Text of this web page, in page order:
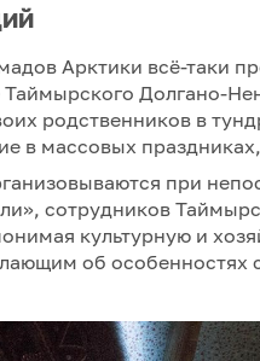
Арктики всё-таки
Долгано-
родственников в
в массовых
при
сотрудников
культурную и
об особенностях